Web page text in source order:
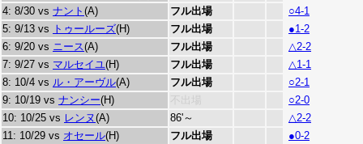
4: 8/30 vs ナント (A) フル出場
○4-1
5: 9/13 vs トゥールーズ(H) フル出場
●1-2
6: 9/20 vs ニース(A) フル出場
△2-2
7: 9/27 vs マルセイユ(H) フル出場
△1-1
8: 10/4 vs ル・アーヴル(A) フル出場
○2-1
9: 10/19 vs ナンシー(H) 不出場
○2-0
10: 10/25 vs レンヌ(A) 86'～
△2-2
11: 10/29 vs オセール(H) フル出場
●0-2